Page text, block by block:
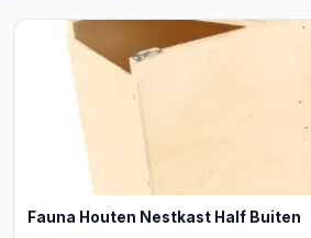
Fauna Houten Nestkast Half Buiten